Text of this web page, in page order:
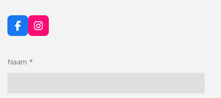
F
a
b
I
n
Naam *